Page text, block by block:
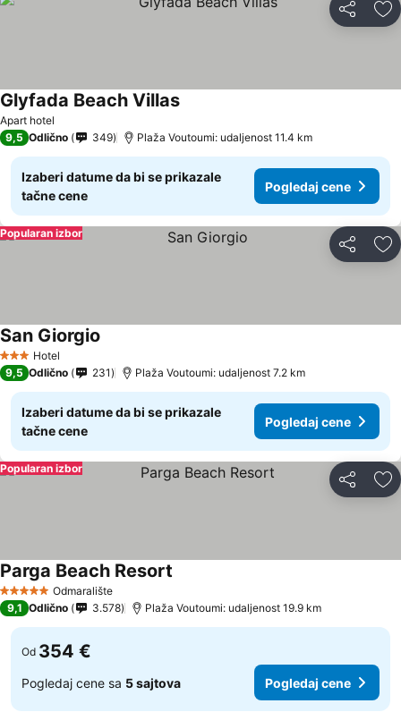
Deli
Apart hotel
Glyfada Beach VillasPogledaj cene
9,5 Odlično 349 Plaža Voutoumi: udaljenost 11.4 km
Izaberi datume da bi se prikazale
tačne cene
Pogledaj cene
Deli
Popularan izbor
3 Zvezdice
Hotel
San Giorgio
9,5 Odlično 231 Plaža Voutoumi: udaljenost 7.2 km
Izaberi datume da bi se prikazale
tačne cene
Pogledaj cene
Deli
Popularan izbor
5 ZvezdiceOdmaralište
Parga Beach Resort
9,1 Odlično 3.578 Plaža Voutoumi: udaljenost 19.9 km
Od 354 €
Pogledaj cene sa 5 sajtova Pogledaj cene